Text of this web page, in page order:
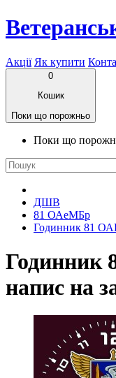
Акції Як купити
0
Кошик
Поки що порожньо
Поки що
ДШВ
81 ОАеМБр
Годинник 81
Годинник
напис на